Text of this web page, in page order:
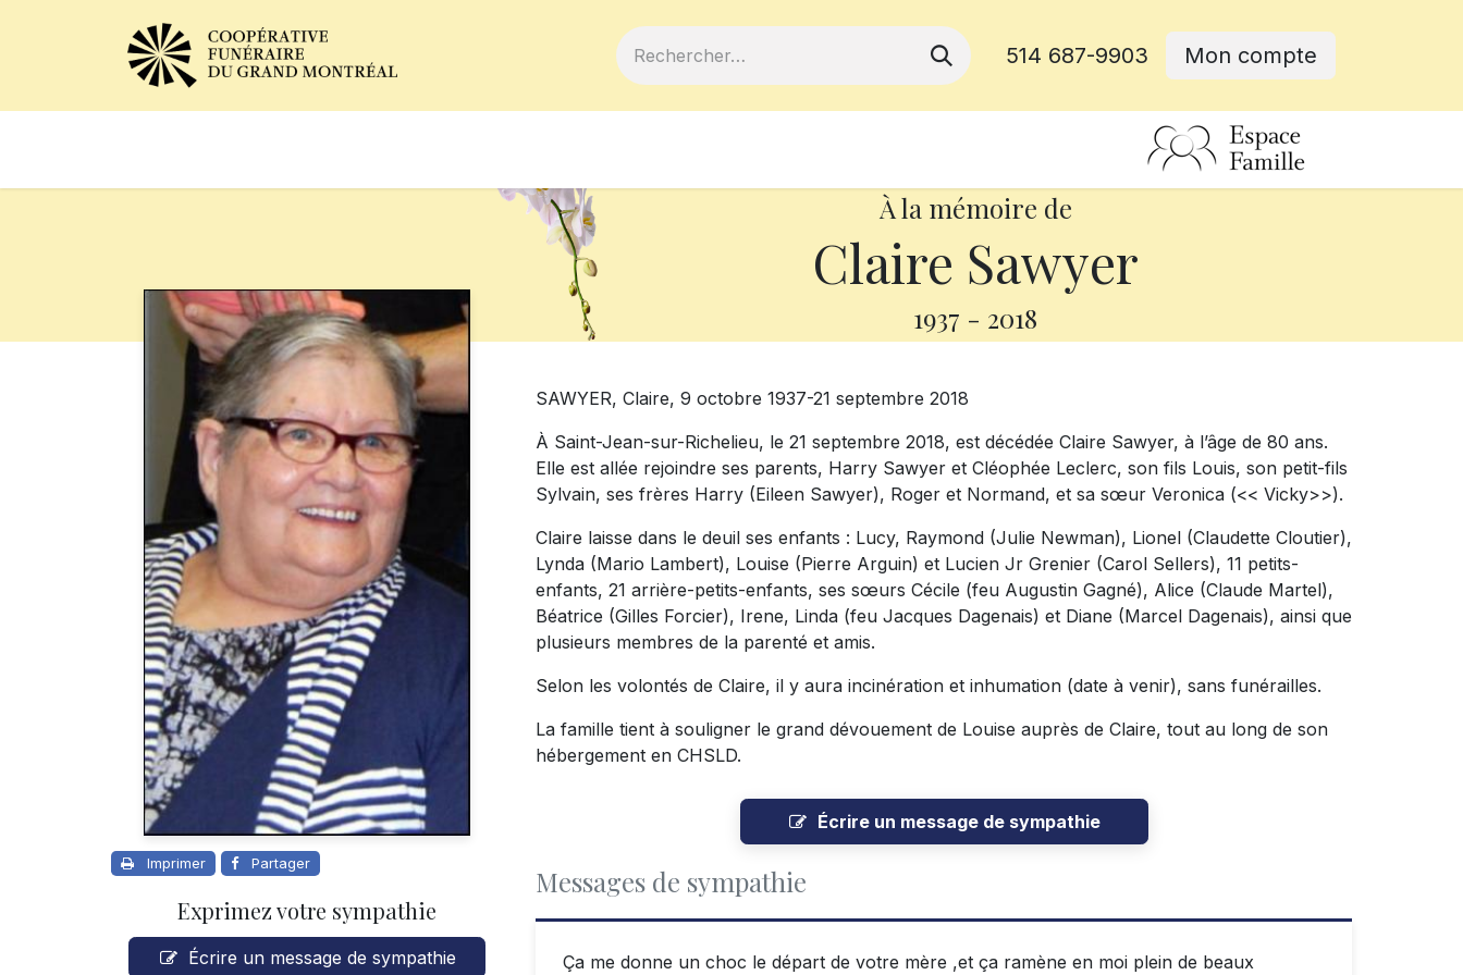
514 687-9903 Mon compte
À la mémoire de
Claire Sawyer
1937 - 2018
Imprimer Partager
Exprimez votre sympathie
Écrire un message de sympathie
SAWYER, Claire, 9 octobre 1937-21 septembre 2018
À Saint-Jean-sur-Richelieu, le 21 septembre 2018, est décédée Claire Sawyer, à l’âge de 80 ans.
Elle est allée rejoindre ses parents, Harry Sawyer et Cléophée Leclerc, son fils Louis, son petit-fils
Sylvain, ses frères Harry (Eileen Sawyer), Roger et Normand, et sa sœur Veronica (<< Vicky>>).
Claire laisse dans le deuil ses enfants : Lucy, Raymond (Julie Newman), Lionel (Claudette Cloutier),
Lynda (Mario Lambert), Louise (Pierre Arguin) et Lucien Jr Grenier (Carol Sellers), 11 petits-
enfants, 21 arrière-petits-enfants, ses sœurs Cécile (feu Augustin Gagné), Alice (Claude Martel),
Béatrice (Gilles Forcier), Irene, Linda (feu Jacques Dagenais) et Diane (Marcel Dagenais), ainsi que
plusieurs membres de la parenté et amis.
Selon les volontés de Claire, il y aura incinération et inhumation (date à venir), sans funérailles.
La famille tient à souligner le grand dévouement de Louise auprès de Claire, tout au long de son
hébergement en CHSLD.
Écrire un message de sympathie
Messages de sympathie
Ça me donne un choc le départ de votre mère ,et ça ramène en moi plein de beaux